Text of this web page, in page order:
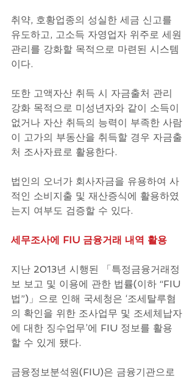
취약, 호황업종의 성실한 세금 신고를
유도하고, 고소득 자영업자 위주로 세원
관리를 강화할 목적으로 마련된 시스템
이다.
또한 고액자산 취득 시 자금출처 관리
강화 목적으로 미성년자와 같이 소득이
없거나 자산 취득의 능력이 부족한 사람
이 고가의 부동산을 취득할 경우 자금출
처 조사자료로 활용한다.
법인의 오너가 회사자금을 유용하여 사
적인 소비지출 및 재산증식에 활용하였
는지 여부도 검증할 수 있다.
세무조사에 FIU 금융거래 내역 활용
지난 2013년 시행된 「특정금융거래정
보 보고 및 이용에 관한 법률(이하 “FIU
법”)」으로 인해 국세청은 ‘조세탈루혐
의 확인을 위한 조사업무 및 조세체납자
에 대한 징수업무’에 FIU 정보를 활용
할 수 있게 됐다.
금융정보분석원(FIU)은 금융기관으로